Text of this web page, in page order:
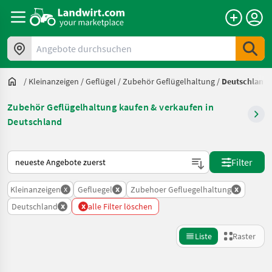
Angebote durchsuchen
/ Kleinanzeigen /Geflügel /Zubehör Geflügelhaltung / Deutschland
Zubehör Geflügelhaltung kaufen & verkaufen in
Deutschland
So wird auf Landwirt.com sortiert
Filter
Kleinanzeigen x Gefluegel x Zubehoer Gefluegelhaltung x
Deutschland x x alle Filter löschen
Liste Raster